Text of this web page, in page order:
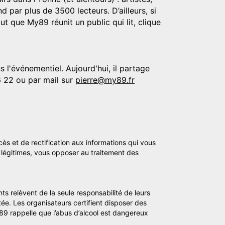
par plus de 3500 lecteurs. D’ailleurs, si
que My89 réunit un public qui lit, clique
l'événementiel. Aujourd'hui, il partage
ou par mail sur pierre@my89.fr
et de rectification aux informations qui vous
vous opposer au traitement des
relèvent de la seule responsabilité de leurs
Les organisateurs certifient disposer des
rappelle que l’abus d’alcool est dangereux